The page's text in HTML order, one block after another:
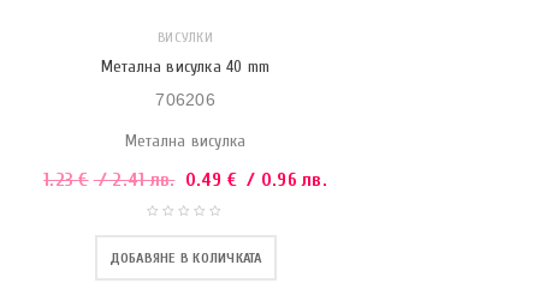
ВИСУЛКИ
Метална висулка 40 mm
706206
Метална висулка
1.23€ / 2.41 лв. 0.49 € / 0.96 лв.
ДОБАВЯНЕ В КОЛИЧКАТА